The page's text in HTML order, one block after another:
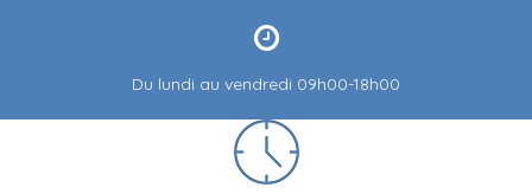
Du lundi au vendredi 09h00-18h00